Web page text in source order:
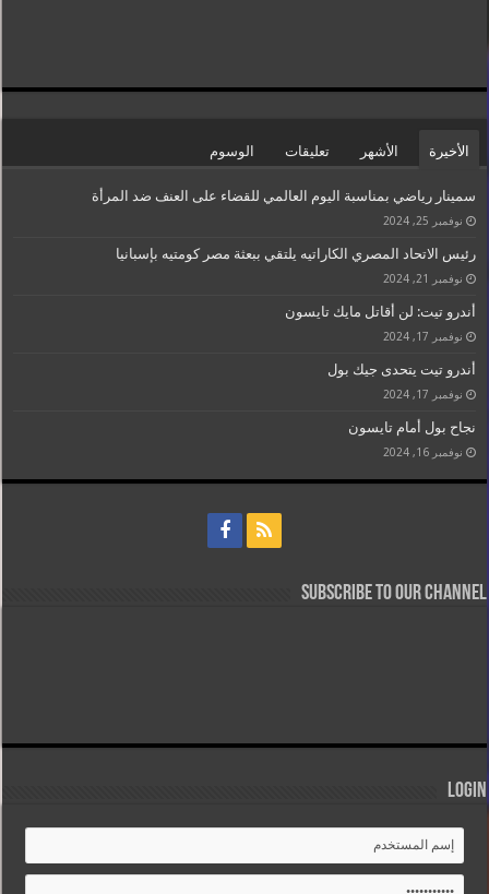
الأخيرة الأشهر تعليقات الوسوم
سمينار رياضي بمناسبة اليوم العالمي للقضاء على العنف ضد المرأة
نوفمبر 25, 2024
رئيس الاتحاد المصري الكاراتيه يلتقي ببعثة مصر كومتيه بإسبانيا
نوفمبر 21, 2024
أندرو تيت: لن أقاتل مايك تايسون
نوفمبر 17, 2024
أندرو تيت يتحدى جيك بول
نوفمبر 17, 2024
نجاح بول أمام تايسون
نوفمبر 16, 2024
Subscribe to our Channel
Login